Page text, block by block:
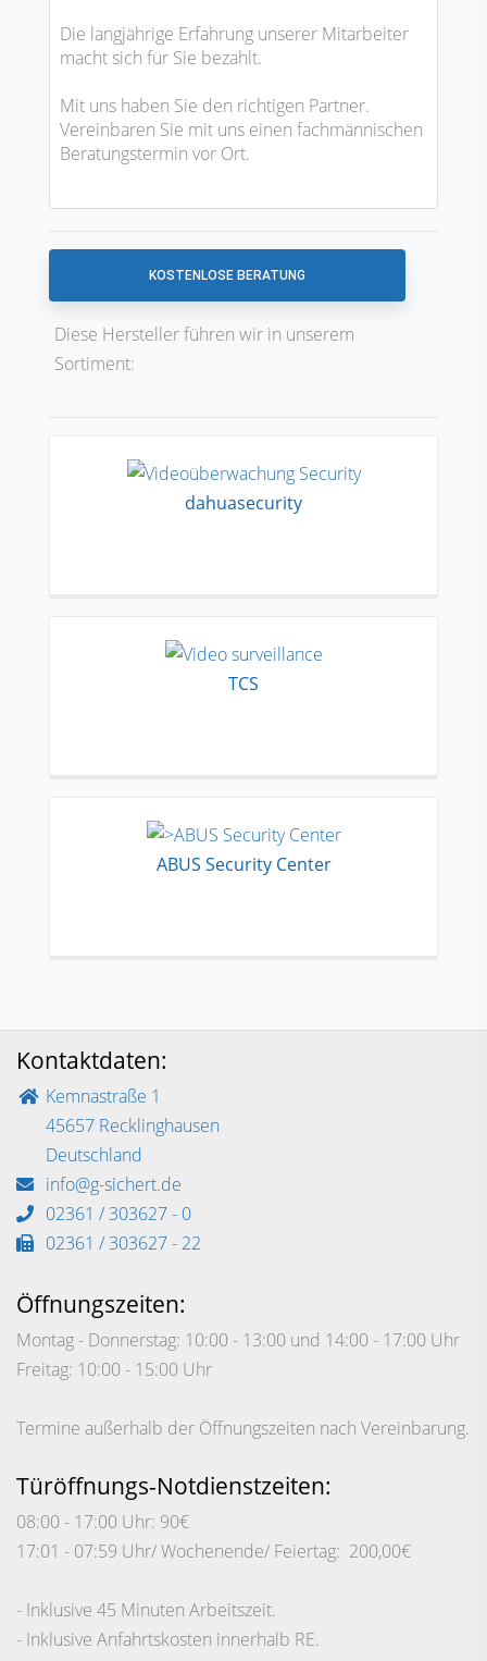
Die langjährige Erfahrung unserer Mitarbeiter
macht sich für Sie bezahlt.
Mit uns haben Sie den richtigen Partner.
Vereinbaren Sie mit uns einen fachmännischen
Beratungstermin vor Ort.
KOSTENLOSE BERATUNG
Diese Hersteller führen wir in unserem
Sortiment:
dahuasecurity
TCS
ABUS Security Center
Kontaktdaten:
Kemnastraße 1
45657 Recklinghausen
Deutschland
info@g-sichert.de
02361 / 303627 - 0
02361 / 303627 - 22
Öffnungszeiten:
Montag - Donnerstag: 10:00 - 13:00 und 14:00 - 17:00 Uhr
Freitag: 10:00 - 15:00 Uhr
Termine außerhalb der Öffnungszeiten nach Vereinbarung.
Türöffnungs-Notdienstzeiten:
08:00 - 17:00 Uhr: 90€
17:01 - 07:59 Uhr/ Wochenende/ Feiertag: 200,00€
- Inklusive 45 Minuten Arbeitszeit.
- Inklusive Anfahrtskosten innerhalb RE.